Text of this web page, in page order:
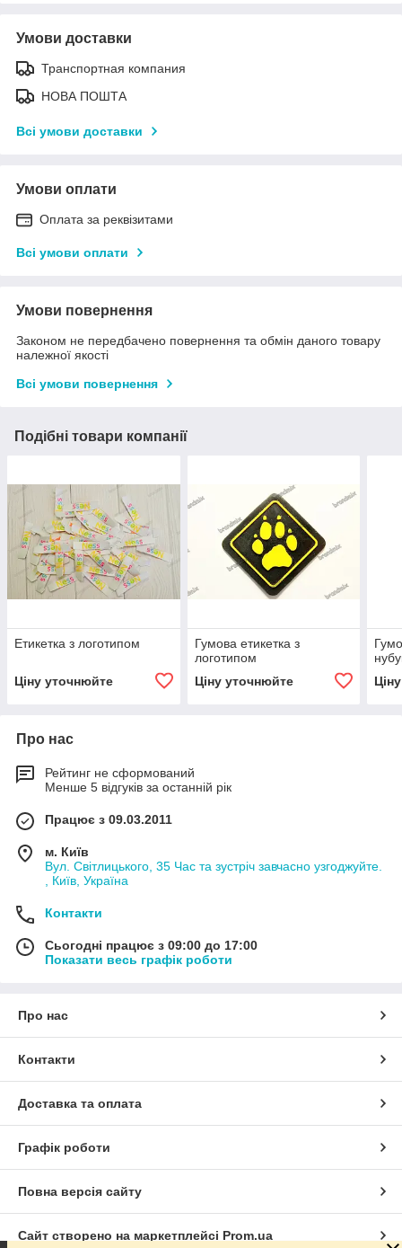
Умови доставки
Транспортная компания
НОВА ПОШТА
Всі умови доставки
Умови оплати
Оплата за реквізитами
Всі умови оплати
Умови повернення
Законом не передбачено повернення та обмін даного товару
належної якості
Всі умови повернення
Подібні товари компанії
Етикетка з логотипом
Ціну уточнюйте
Гумова етикетка з
логотипом
Ціну уточнюйте
Про нас
Рейтинг не сформований
Менше 5 відгуків за останній рік
Працює з 09.03.2011
м. Київ
Вул. Світлицького, 35 Час та зустріч завчасно узгоджуйте.
, Київ, Україна
Контакти
Сьогодні працює з 09:00 до 17:00
Показати весь графік роботи
Про нас
Контакти
Доставка та оплата
Графік роботи
Повна версія сайту
Сайт створено на маркетплейсі Prom.ua